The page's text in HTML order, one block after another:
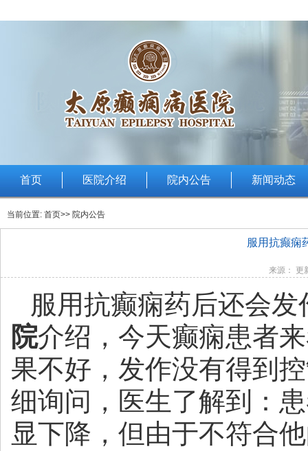
首页 医院介绍 院内公告 新闻动态
当前位置: 首页>> 院内公告
服用抗癫痫
来源：
服用抗癫痫药后还会
院介绍，今天癫痫患者
果不好，发作没有得到
细询问，医生了解到：
显下降，但由于不符合